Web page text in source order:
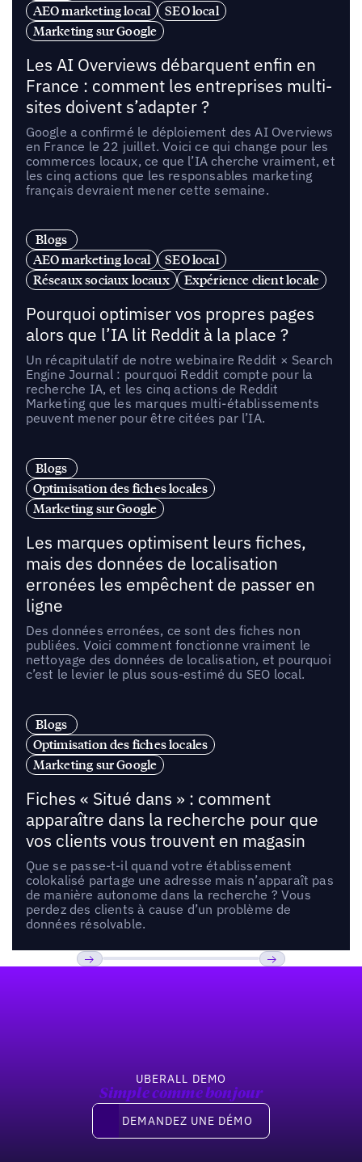
AEO marketing local
SEO local
Marketing sur Google
Les AI Overviews débarquent enfin en
France : comment les entreprises multi-
sites doivent s’adapter ?
Google a confirmé le déploiement des AI Overviews
en France le 22 juillet. Voici ce qui change pour les
commerces locaux, ce que l’IA cherche vraiment, et
les cinq actions que les responsables marketing
français devraient mener cette semaine.
Blogs
AEO marketing local
SEO local
Réseaux sociaux locaux
Expérience client locale
Pourquoi optimiser vos propres pages
alors que l’IA lit Reddit à la place ?
Un récapitulatif de notre webinaire Reddit × Search
Engine Journal : pourquoi Reddit compte pour la
recherche IA, et les cinq actions de Reddit
Marketing que les marques multi-établissements
peuvent mener pour être citées par l’IA.
Blogs
Optimisation des fiches locales
Marketing sur Google
Les marques optimisent leurs fiches,
mais des données de localisation
erronées les empêchent de passer en
ligne
Des données erronées, ce sont des fiches non
publiées. Voici comment fonctionne vraiment le
nettoyage des données de localisation, et pourquoi
c’est le levier le plus sous-estimé du SEO local.
Blogs
Optimisation des fiches locales
Marketing sur Google
Fiches « Situé dans » : comment
apparaître dans la recherche pour que
vos clients vous trouvent en magasin
Que se passe-t-il quand votre établissement
colokalisé partage une adresse mais n’apparaît pas
de manière autonome dans la recherche ? Vous
perdez des clients à cause d’un problème de
données résolvable.
UBERALL DEMO
Simple comme bonjour
Demandez une démo
DEMANDEZ UNE DÉMO